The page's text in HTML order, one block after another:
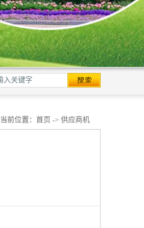
当前位置： 首页 -> 供应商机